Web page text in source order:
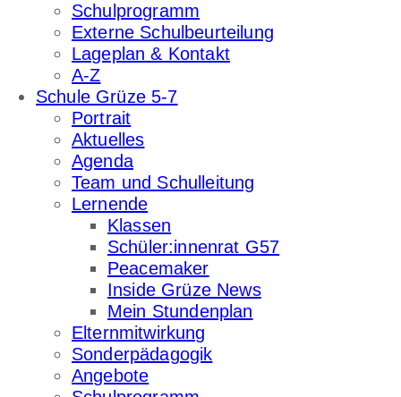
Schulprogramm
Externe Schulbeurteilung
Lageplan & Kontakt
A-Z
Schule Grüze 5-7
Portrait
Aktuelles
Agenda
Team und Schulleitung
Lernende
Klassen
Schüler:innenrat G57
Peacemaker
Inside Grüze News
Mein Stundenplan
Elternmitwirkung
Sonderpädagogik
Angebote